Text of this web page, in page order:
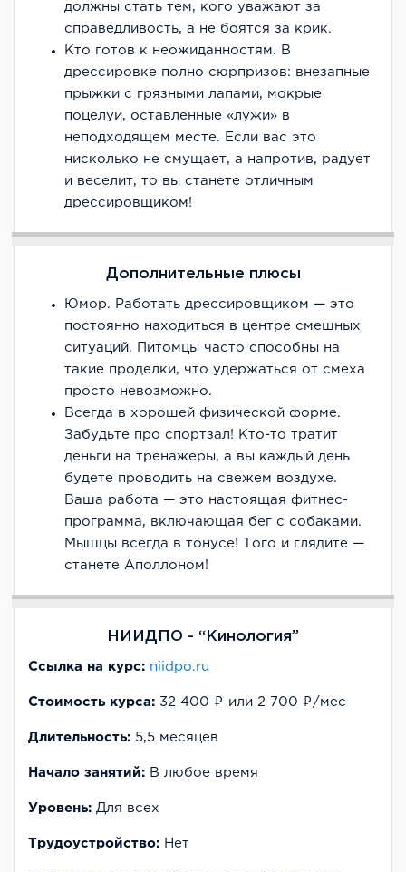
должны стать тем, кого уважают за
справедливость, а не боятся за крик.
Кто готов к неожиданностям. В
дрессировке полно сюрпризов: внезапные
прыжки с грязными лапами, мокрые
поцелуи, оставленные «лужи» в
неподходящем месте. Если вас это
нисколько не смущает, а напротив, радует
и веселит, то вы станете отличным
дрессировщиком!
Дополнительные плюсы
Юмор. Работать дрессировщиком — это
постоянно находиться в центре смешных
ситуаций. Питомцы часто способны на
такие проделки, что удержаться от смеха
просто невозможно.
Всегда в хорошей физической форме.
Забудьте про спортзал! Кто-то тратит
деньги на тренажеры, а вы каждый день
будете проводить на свежем воздухе.
Ваша работа — это настоящая фитнес-
программа, включающая бег с собаками.
Мышцы всегда в тонусе! Того и глядите —
станете Аполлоном!
НИИДПО - “Кинология”
Ссылка на курс: niidpo.ru
Стоимость курса: 32 400 ₽ или 2 700 ₽/мес
Длительность: 5,5 месяцев
Начало занятий: В любое время
Уровень: Для всех
Трудоустройство: Нет